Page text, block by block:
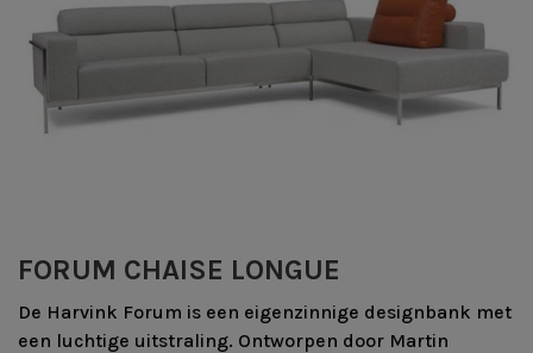
FORUM CHAISE LONGUE
De Harvink Forum is een eigenzinnige designbank met
een luchtige uitstraling. Ontworpen door Martin